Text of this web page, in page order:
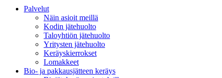
Palvelut
Näin asioit meillä
Kodin jätehuolto
Taloyhtiön jätehuolto
Yritysten jätehuolto
Keräyskierrokset
Lomakkeet
Bio- ja pakkausjätteen keräys